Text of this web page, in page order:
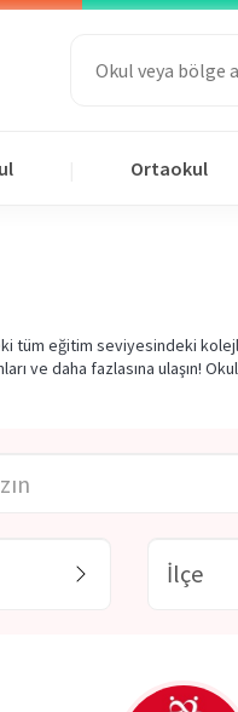
Ortaokul
tüm eğitim seviyesindeki
ve daha fazlasına ulaşın!